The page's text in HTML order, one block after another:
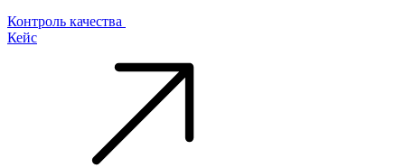
Контроль качества
Кейс